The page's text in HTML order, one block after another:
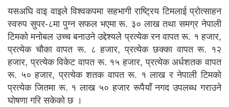
यसअघि वाइ वाइले विश्वकपमा सहभागी राष्ट्रिय टिमलाई प्रोत्साहन
स्वरुप सुपर-८मा पुग्न सफल भएमा रू. ३० लाख तथा समग्र नेपाली
टिमको मनोबल उच्च बनाउने उद्देश्यले प्रत्येक रन वापत रू. १ हजार,
प्रत्येक चौका वापत रू. ८ हजार, प्रत्येक छक्का वापत रू. १२
हजार, प्रत्येक विकेट वापत रू. १५ हजार, प्रत्येक अर्धशतक वापत
रू. ५० हजार, प्रत्येक शतक वापत रू. १ लाख र नेपाली टिमको
प्रत्येक जितमा रू. १ लाख ५० हजार रूपैयाँ नगद उपलब्ध गराउने
घोषणा गरि सकेको छ ।